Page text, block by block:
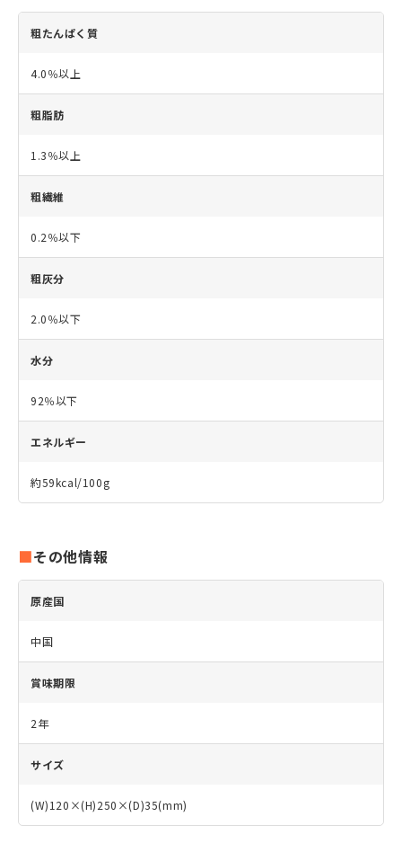
粗たんぱく質
4.0％以上
粗脂肪
1.3％以上
粗繊維
0.2％以下
粗灰分
2.0％以下
水分
92％以下
エネルギー
約59kcal/100g
その他情報
原産国
中国
賞味期限
2年
サイズ
(W)120×(H)250×(D)35(mm)